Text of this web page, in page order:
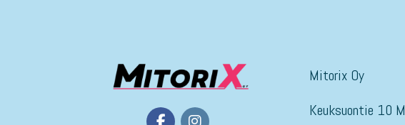
Mitorix Oy
Keuksuontie 10 M